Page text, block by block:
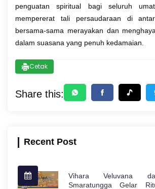
penguatan spiritual bagi seluruh
mempererat tali persaudaraan di
bersama-sama merayakan dan
dalam suasana yang penuh kedamaian.
Cetak
Share this:
Recent Post
Vihara Veluvana
Smaratungga Gelar